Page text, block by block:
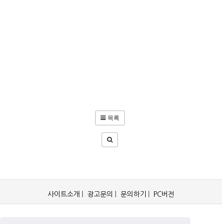
목록
사이트소개 광고문의 문의하기 PC버전